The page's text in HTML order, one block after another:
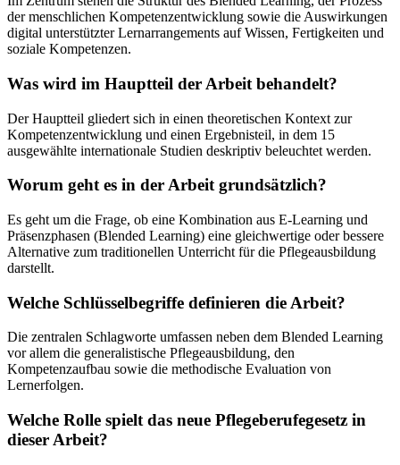
der menschlichen Kompetenzentwicklung sowie die Auswirkungen
digital unterstützter Lernarrangements auf Wissen, Fertigkeiten und
soziale Kompetenzen.
Was wird im Hauptteil der Arbeit behandelt?
Der Hauptteil gliedert sich in einen theoretischen Kontext zur
Kompetenzentwicklung und einen Ergebnisteil, in dem 15
ausgewählte internationale Studien deskriptiv beleuchtet werden.
Worum geht es in der Arbeit grundsätzlich?
Es geht um die Frage, ob eine Kombination aus E-Learning und
Präsenzphasen (Blended Learning) eine gleichwertige oder bessere
Alternative zum traditionellen Unterricht für die Pflegeausbildung
darstellt.
Welche Schlüsselbegriffe definieren die Arbeit?
Die zentralen Schlagworte umfassen neben dem Blended Learning
vor allem die generalistische Pflegeausbildung, den
Kompetenzaufbau sowie die methodische Evaluation von
Lernerfolgen.
Welche Rolle spielt das neue Pflegeberufegesetz in
dieser Arbeit?